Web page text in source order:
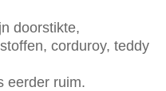
doorstikte,
corduroy, teddy
eerder ruim.